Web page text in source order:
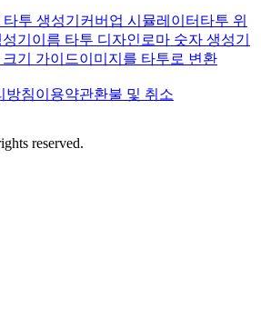
투 생성기 커버업 시뮬레이터 타투 위
기 이름 타투 디자인 로마 숫자 생성기
기 가이드이미지를 타투로 변환
방침이용약관환불 및 취소
reserved.